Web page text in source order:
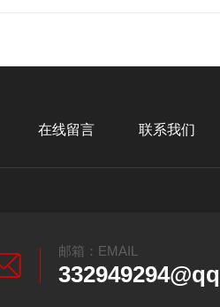
在线留言 联系我们
邮箱：EMAIL